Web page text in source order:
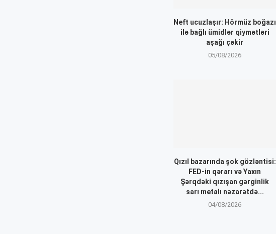
Neft ucuzlaşır: Hörmüz boğazı
ilə bağlı ümidlər qiymətləri
aşağı çəkir
05/08/2026
Qızıl bazarında şok gözləntisi:
FED-in qərarı və Yaxın
Şərqdəki qızışan gərginlik
sarı metalı nəzarətdə...
04/08/2026